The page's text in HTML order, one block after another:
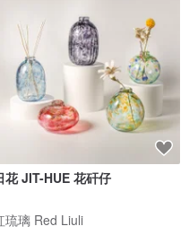
花 JIT-HUE 花矸仔
琉璃 Red Liuli